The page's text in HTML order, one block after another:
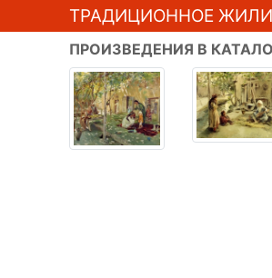
ТРАДИЦИОННОЕ
ПРОИЗВЕДЕНИЯ В